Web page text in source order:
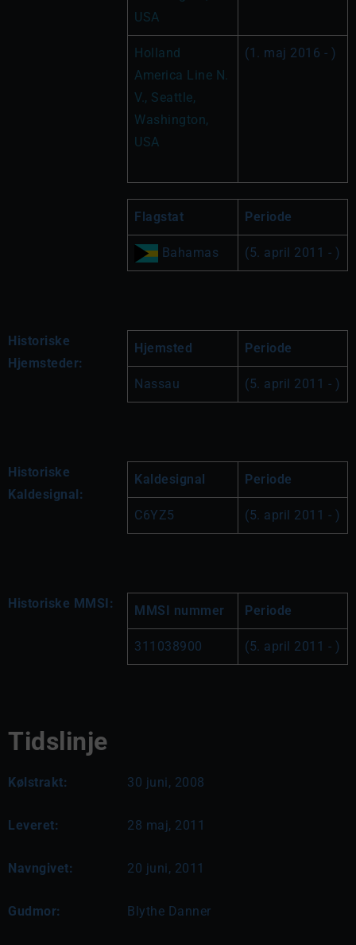
USA
Holland
America Line N.
V., Seattle,
Washington,
USA
(1. maj 2016 - )
Flagstat Periode
Bahamas (5. april 2011 - )
Historiske
Hjemsteder:
Hjemsted Periode
Nassau (5. april 2011 - )
Historiske
Kaldesignal:
Kaldesignal Periode
C6YZ5 (5. april 2011 - )
Historiske MMSI: MMSI nummer Periode
311038900 (5. april 2011 - )
Tidslinje
Kølstrakt: 30 juni, 2008
Leveret: 28 maj, 2011
Navngivet: 20 juni, 2011
Gudmor: Blythe Danner